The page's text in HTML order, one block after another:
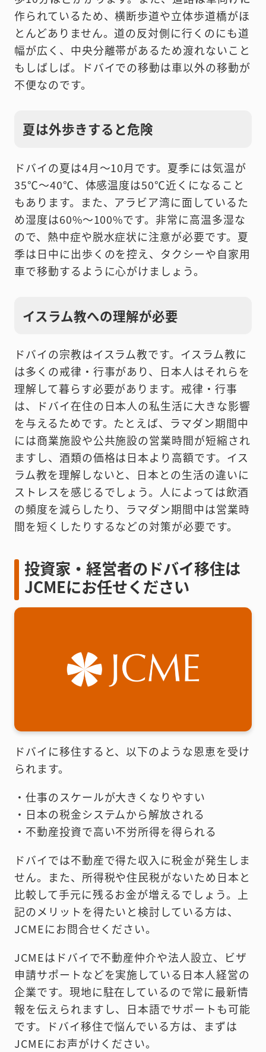
作られているため、横断歩道や立体歩道橋がほ
とんどありません。道の反対側に行くのにも道
幅が広く、中央分離帯があるため渡れないこと
もしばしば。ドバイでの移動は車以外の移動が
不便なのです。
夏は外歩きすると危険
ドバイの夏は4月〜10月です。夏季には気温が
35℃〜40℃、体感温度は50℃近くになること
もあります。また、アラビア湾に面しているた
め湿度は60%〜100%です。非常に高温多湿な
ので、熱中症や脱水症状に注意が必要です。夏
季は日中に出歩くのを控え、タクシーや自家用
車で移動するように心がけましょう。
イスラム教への理解が必要
ドバイの宗教はイスラム教です。イスラム教に
は多くの戒律・行事があり、日本人はそれらを
理解して暮らす必要があります。戒律・行事
は、ドバイ在住の日本人の私生活に大きな影響
を与えるためです。たとえば、ラマダン期間中
には商業施設や公共施設の営業時間が短縮され
ますし、酒類の価格は日本より高額です。イス
ラム教を理解しないと、日本との生活の違いに
ストレスを感じるでしょう。人によっては飲酒
の頻度を減らしたり、ラマダン期間中は営業時
間を短くしたりするなどの対策が必要です。
投資家・経営者のドバイ移住は
JCMEにお任せください
ドバイに移住すると、以下のような恩恵を受け
られます。
・仕事のスケールが大きくなりやすい
・日本の税金システムから解放される
・不動産投資で高い不労所得を得られる
ドバイでは不動産で得た収入に税金が発生しま
せん。また、所得税や住民税がないため日本と
比較して手元に残るお金が増えるでしょう。上
記のメリットを得たいと検討している方は、
JCMEにお問合せください。
JCMEはドバイで不動産仲介や法人設立、ビザ
申請サポートなどを実施している日本人経営の
企業です。現地に駐在しているので常に最新情
報を伝えられますし、日本語でサポートも可能
です。ドバイ移住で悩んでいる方は、まずは
JCMEにお声がけください。